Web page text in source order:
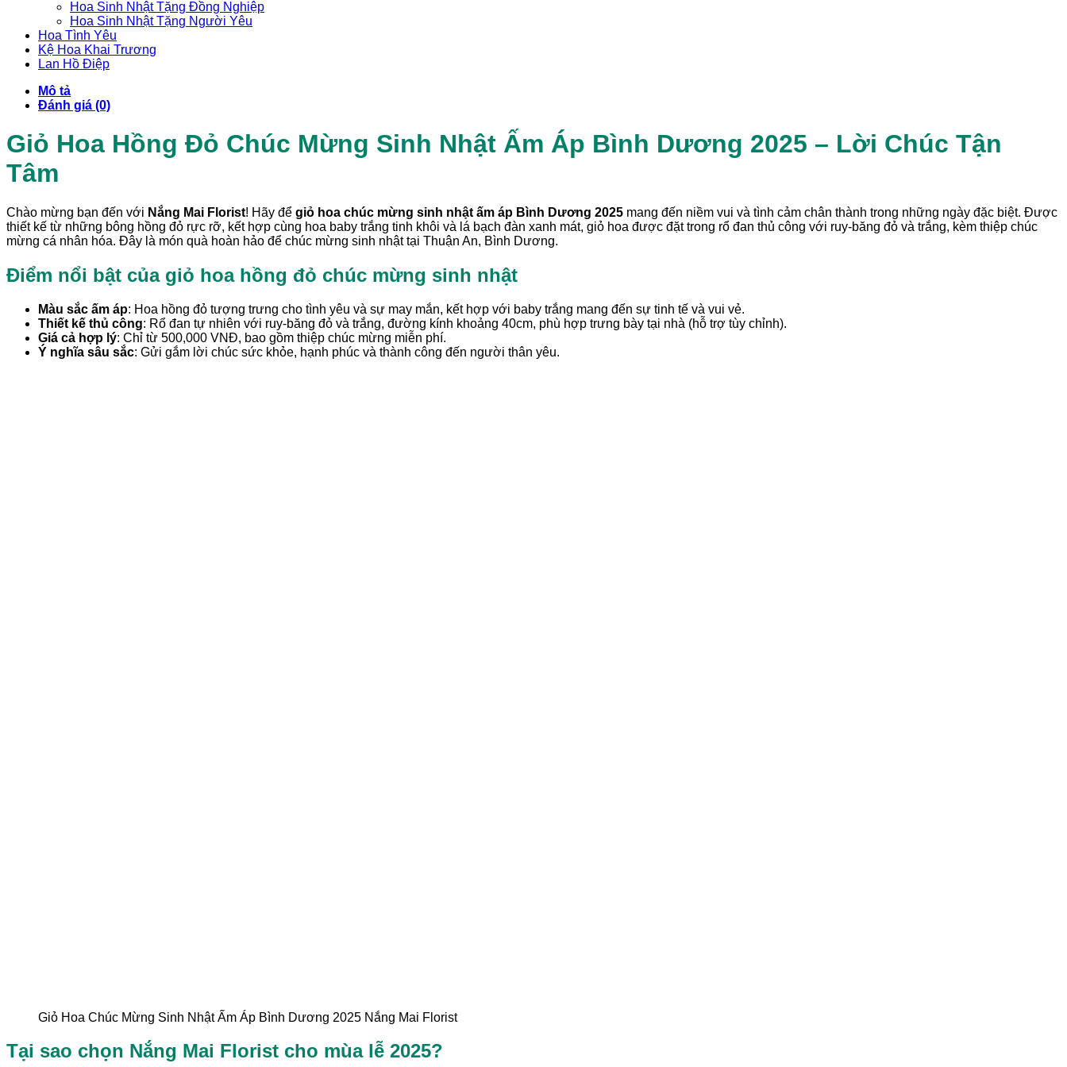
Hoa Sinh Nhật Tặng Đồng Nghiệp
Hoa Sinh Nhật Tặng Người Yêu
Hoa Tình Yêu
Kệ Hoa Khai Trương
Lan Hồ Điệp
Mô tả
Đánh giá (0)
Giỏ Hoa Hồng Đỏ Chúc Mừng Sinh Nhật Ấm Áp Bình Dương 2025 – Lời Chúc Tận
Tâm
Chào mừng bạn đến với Nắng Mai Florist! Hãy để giỏ hoa chúc mừng sinh nhật ấm áp Bình Dương 2025 mang đến niềm vui và tình cảm chân thành trong những ngày đặc biệt. Được
thiết kế từ những bông hồng đỏ rực rỡ, kết hợp cùng hoa baby trắng tinh khôi và lá bạch đàn xanh mát, giỏ hoa được đặt trong rổ đan thủ công với ruy-băng đỏ và trắng, kèm thiệp chúc
mừng cá nhân hóa. Đây là món quà hoàn hảo để chúc mừng sinh nhật tại Thuận An, Bình Dương.
Điểm nổi bật của giỏ hoa hồng đỏ chúc mừng sinh nhật
Màu sắc ấm áp: Hoa hồng đỏ tượng trưng cho tình yêu và sự may mắn, kết hợp với baby trắng mang đến sự tinh tế và vui vẻ.
Thiết kế thủ công: Rổ đan tự nhiên với ruy-băng đỏ và trắng, đường kính khoảng 40cm, phù hợp trưng bày tại nhà (hỗ trợ tùy chỉnh).
Giá cả hợp lý: Chỉ từ 500,000 VNĐ, bao gồm thiệp chúc mừng miễn phí.
Ý nghĩa sâu sắc: Gửi gắm lời chúc sức khỏe, hạnh phúc và thành công đến người thân yêu.
Giỏ Hoa Chúc Mừng Sinh Nhật Ấm Áp Bình Dương 2025 Nắng Mai Florist
Tại sao chọn Nắng Mai Florist cho mùa lễ 2025?